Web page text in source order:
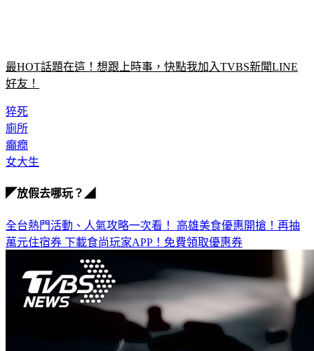
最HOT話題在這！想跟上時事，快點我加入TVBS新聞LINE
猝死
廁所
癲癇
全台熱門活動、人氣攻略一次看！高雄美食優惠開搶！再抽
下載食尚玩家APP！免費領取優惠券